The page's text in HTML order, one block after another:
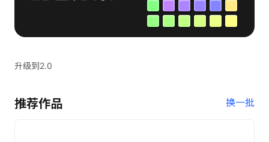
升级到2.0
推荐作品 换一批